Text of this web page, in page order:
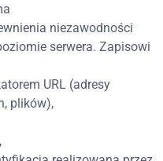
niezawodności
serwera. Zapisowi
URL (adresy
plików),